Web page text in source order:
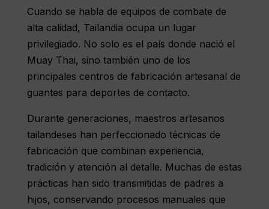
Cuando se habla de equipos de combate de
alta calidad, Tailandia ocupa un lugar
privilegiado. No solo es el país donde nació el
Muay Thai, sino también uno de los
principales centros de fabricación artesanal de
guantes para deportes de contacto.
Durante generaciones, maestros artesanos
tailandeses han perfeccionado técnicas de
fabricación que combinan experiencia,
tradición y atención al detalle. Muchas de estas
prácticas han sido transmitidas de padres a
hijos, conservando procesos manuales que